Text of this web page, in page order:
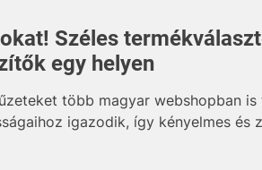
Széles
egy helyen
több magyar webshopban is
igazodik, így kényelmes és